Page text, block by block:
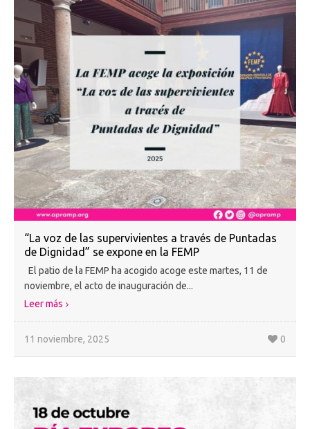
“La voz de las supervivientes a través de Puntadas
de Dignidad” se expone en la FEMP
El patio de la FEMP ha acogido acoge este martes, 11 de
noviembre, el acto de inauguración de...
Leer más
11 noviembre, 2025 0